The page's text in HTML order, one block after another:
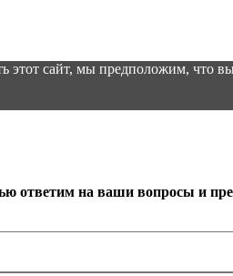
этот сайт, мы предположим, что
ответим на ваши вопросы и